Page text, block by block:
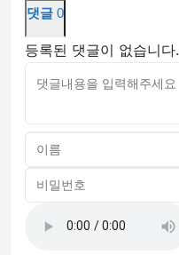
댓글 0
등록된 댓글이 없습니다.